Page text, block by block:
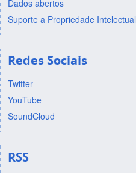
Dados abertos
Suporte a Propriedade Intelectual
Redes Sociais
Twitter
YouTube
SoundCloud
RSS